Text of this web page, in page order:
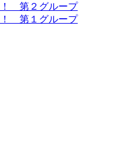
！ 第２グループ
！ 第１グループ